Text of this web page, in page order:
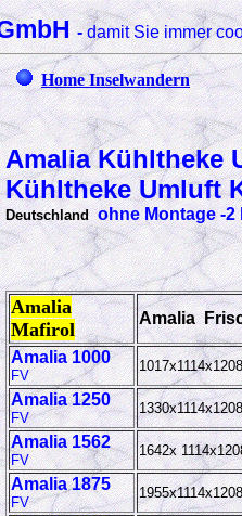
-damit Sie immer
Home Inselwandern
Amalia Kühltheke
Kühltheke Umluft
Deutschland ohne Montage -
Amalia
Mafirol
Amalia
Amalia 1000
FV
1017x1114x1208
Amalia 1250
FV
1330x1114x1208
Amalia 1562
FV
1642x
Amalia 1875
FV
1955x1114x1208